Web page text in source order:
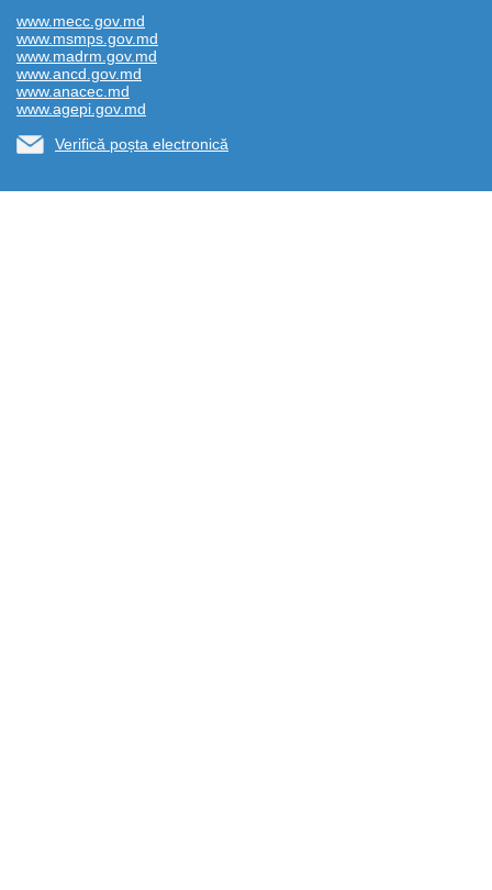
www.mecc.gov.md
www.msmps.gov.md
www.madrm.gov.md
www.ancd.gov.md
www.anacec.md
www.agepi.gov.md
Verifică poșta electronică